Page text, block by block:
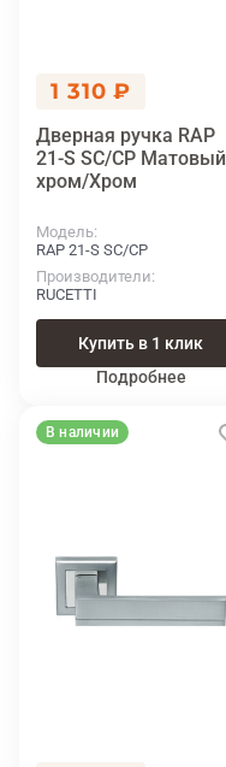
1 310 ₽
Дверная ручка RAP
21-S SC/CP Матовый
хром/Хром
Модель
RAP 21-S SC/CP
Производители
RUCETTI
Купить в 1 клик
Подробнее
В наличии